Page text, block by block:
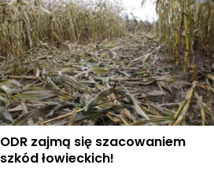
ODR zajmą się szacowaniem
szkód łowieckich!